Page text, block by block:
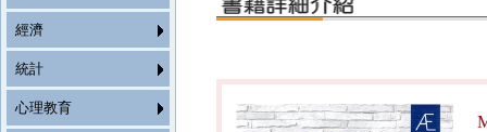
經濟
統計
心理教育